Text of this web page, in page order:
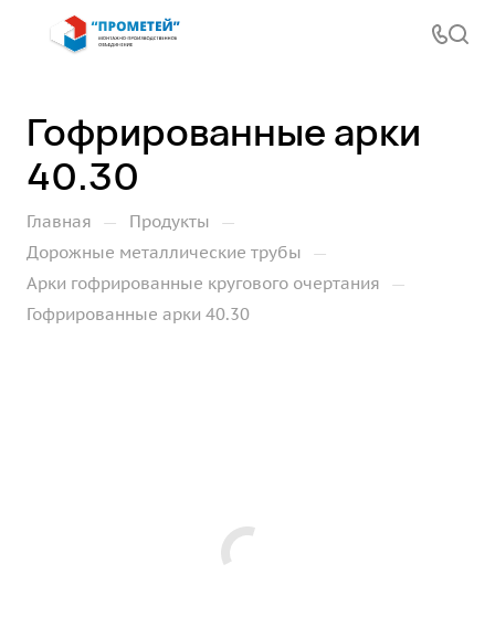
Гофрированные арки
40.30
Главная — Продукты —
Дорожные металлические трубы —
Арки гофрированные кругового очертания —
Гофрированные арки 40.30